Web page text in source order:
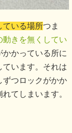
ている場所つま
きを無くしてい
かかっている所に
います。それは
ずつロックがかか
てしまいます。